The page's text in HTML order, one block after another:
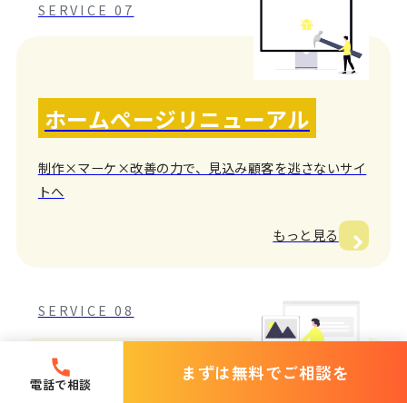
SERVICE 07
ホームページリニューアル
制作×マーケ×改善の力で、見込み顧客を逃さないサイ
トへ
もっと見る
SERVICE 08
電話で相談
まずは無料でご相談を